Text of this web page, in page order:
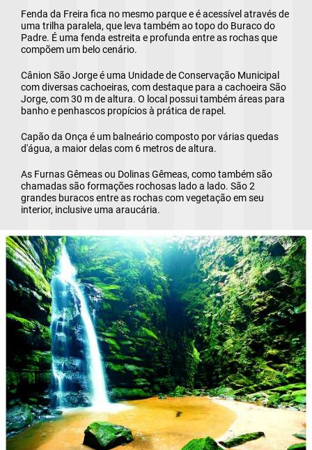
Fenda da Freira fica no mesmo parque e é acessível através de
uma trilha paralela, que leva também ao topo do Buraco do
Padre. É uma fenda estreita e profunda entre as rochas que
compõem um belo cenário.
Cânion São Jorge é uma Unidade de Conservação Municipal
com diversas cachoeiras, com destaque para a cachoeira São
Jorge, com 30 m de altura. O local possui também áreas para
banho e penhascos propícios à prática de rapel.
Capão da Onça é um balneário composto por várias quedas
d'água, a maior delas com 6 metros de altura.
As Furnas Gêmeas ou Dolinas Gêmeas, como também são
chamadas são formações rochosas lado a lado. São 2
grandes buracos entre as rochas com vegetação em seu
interior, inclusive uma araucária.
g)